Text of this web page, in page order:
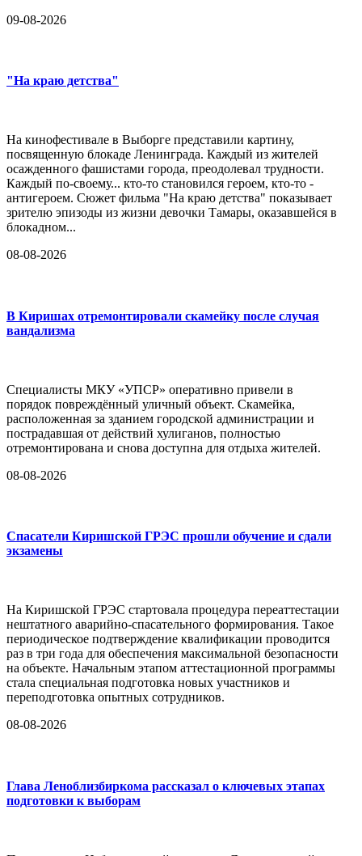
09-08-2026
"На краю детства"
На кинофестивале в Выборге представили картину,
посвященную блокаде Ленинграда. Каждый из жителей
осажденного фашистами города, преодолевал трудности.
Каждый по-своему... кто-то становился героем, кто-то -
антигероем. Сюжет фильма "На краю детства" показывает
зрителю эпизоды из жизни девочки Тамары, оказавшейся в
блокадном...
08-08-2026
В Киришах отремонтировали скамейку после случая
вандализма
Специалисты МКУ «УПСР» оперативно привели в
порядок повреждённый уличный объект. Скамейка,
расположенная за зданием городской администрации и
пострадавшая от действий хулиганов, полностью
отремонтирована и снова доступна для отдыха жителей.
08-08-2026
Спасатели Киришской ГРЭС прошли обучение и сдали
экзамены
На Киришской ГРЭС стартовала процедура переаттестации
нештатного аварийно-спасательного формирования. Такое
периодическое подтверждение квалификации проводится
раз в три года для обеспечения максимальной безопасности
на объекте. Начальным этапом аттестационной программы
стала специальная подготовка новых участников и
переподготовка опытных сотрудников.
08-08-2026
Глава Леноблизбиркома рассказал о ключевых этапах
подготовки к выборам